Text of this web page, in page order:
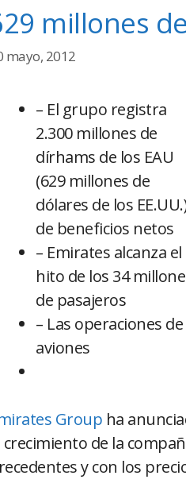
millones
mayo, 2012
– El grupo registra
2.300 millones de
dírhams de los EAU
(629 millones de
dólares de los
de beneficios netos
– Emirates alcanza el
hito de los 34
de pasajeros
– Las operaciones
aviones
Group ha
crecimiento de la
y con los